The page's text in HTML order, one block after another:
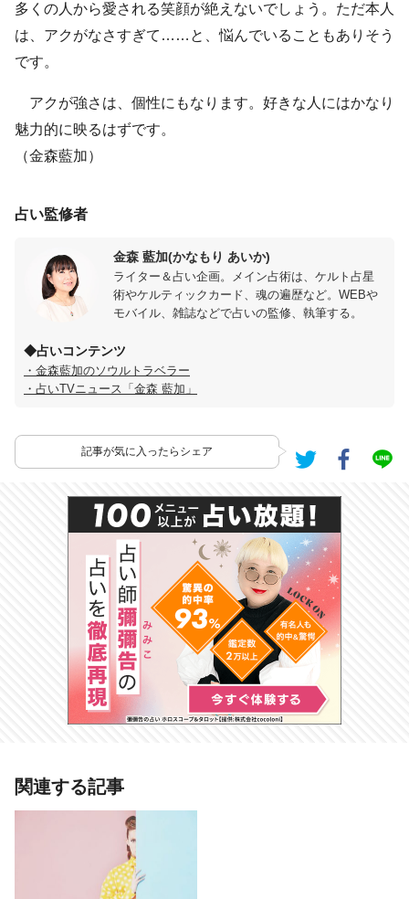
多くの人から愛される笑顔が絶えないでしょう。ただ本人
は、アクがなさすぎて……と、悩んでいることもありそう
です。
アクが強さは、個性にもなります。好きな人にはかなり
魅力的に映るはずです。
（金森藍加）
占い監修者
金森 藍加(かなもり あいか)
ライター＆占い企画。メイン占術は、ケルト占星
術やケルティックカード、魂の遍歴など。WEBや
モバイル、雑誌などで占いの監修、執筆する。
◆占いコンテンツ
・金森藍加のソウルトラベラー
・占いTVニュース「金森 藍加」
記事が気に入ったらシェア
あわせて読みたい記事
関連する記事